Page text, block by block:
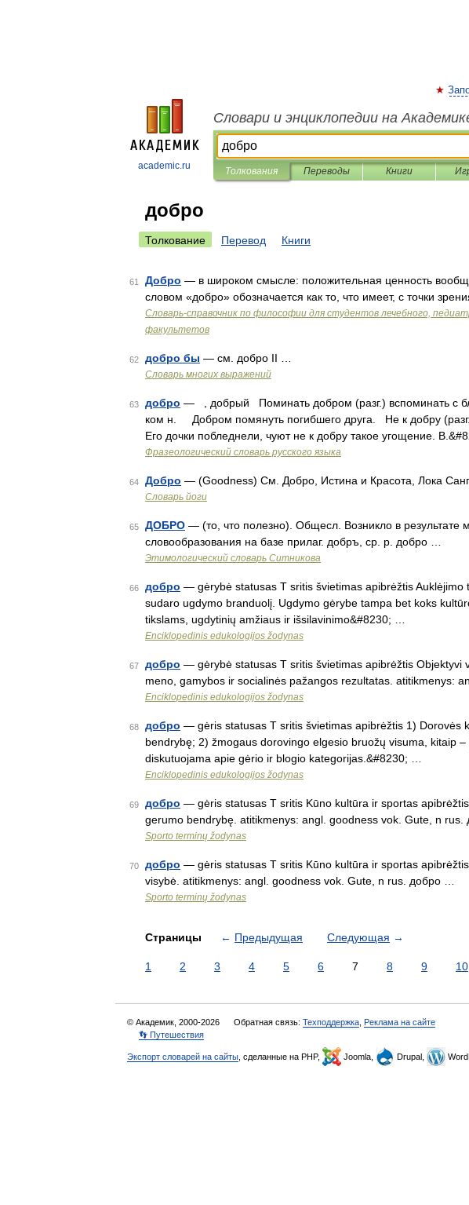
academic.ru
Словари и энциклопедии на
Толкования Переводы Книги
добро
Толкование Перевод Книги
61 Добро — в широком смысле: положительная ценность
словом «добро» обозначается как то, что имеет, с точки
Словарь-справочник по философии для студентов лечебного,
факультетов
62 добро бы — см. добро II …
Словарь многих выражений
63 добро — , добрый Поминать добром (разг.) вспоминать с
ком н. Добром помянуть погибшего друга. Не к добру
Его дочки побледнели, чуют не к добру такое угощение.
Фразеологический словарь русского языка
64 Добро — (Goodness) См. Добро, Истина и Красота, Лока
Словарь йоги
65 ДОБРО — (то, что полезно). Общесл. Возникло в результате
словообразования на базе прилаг. добръ, ср. р. добро …
Этимологический словарь Ситникова
66 добро — gėrybė statusas T sritis švietimas apibrėžtis Auklėjimo
sudaro ugdymo branduolį. Ugdymo gėrybe tampa bet koks
tikslams, ugdytinių amžiaus ir išsilavinimo&#8230; …
Enciklopedinis edukologijos žodynas
67 добро — gėrybė statusas T sritis švietimas apibrėžtis Objektyvi
meno, gamybos ir socialinės pažangos rezultatas. atitikmenys:
Enciklopedinis edukologijos žodynas
68 добро — gėris statusas T sritis švietimas apibrėžtis 1) Dorovės
bendrybę; 2) žmogaus dorovingo elgesio bruožų visuma, kitaip
diskutuojama apie gėrio ir blogio kategorijas.&#8230; …
Enciklopedinis edukologijos žodynas
69 добро — gėris statusas T sritis Kūno kultūra ir sportas
gerumo bendrybę. atitikmenys: angl. goodness vok. Gute, n rus.
Sporto terminų žodynas
70 добро — gėris statusas T sritis Kūno kultūra ir sportas
visybė. atitikmenys: angl. goodness vok. Gute, n rus. добро …
Sporto terminų žodynas
Страницы ← Предыдущая Следующая →
1 2 3 4 5 6 7 8 9 10
© Академик, 2000-2026 Обратная связь: Техподдержка Реклама на сайте
👣 Путешествия
Экспорт словарей на сайты , сделанные на PHP, Joomla, Drupal,